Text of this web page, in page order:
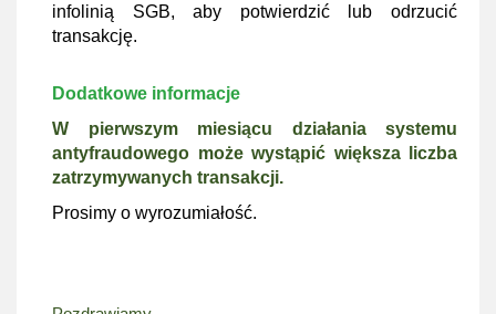
infolinią SGB, aby potwierdzić lub odrzucić
transakcję.
Dodatkowe informacje
W pierwszym miesiącu działania systemu
antyfraudowego może wystąpić większa liczba
zatrzymywanych transakcji.
Prosimy o wyrozumiałość.